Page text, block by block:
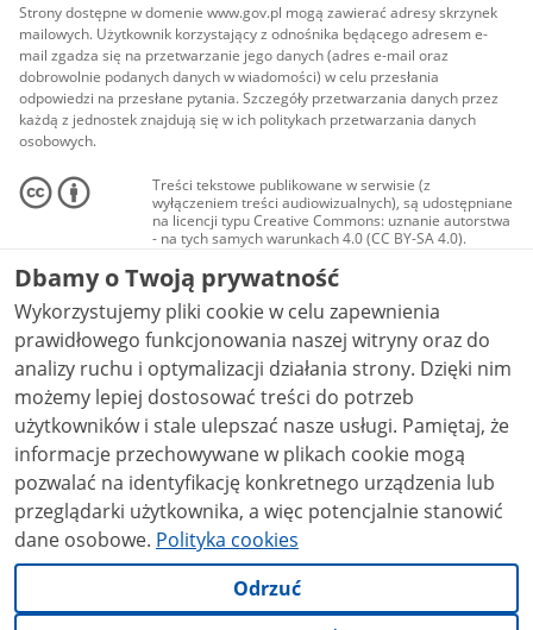
Strony dostępne w domenie www.gov.pl mogą zawierać adresy skrzynek
mailowych. Użytkownik korzystający z odnośnika będącego adresem e-
mail zgadza się na przetwarzanie jego danych (adres e-mail oraz
dobrowolnie podanych danych w wiadomości) w celu przesłania
odpowiedzi na przesłane pytania. Szczegóły przetwarzania danych przez
każdą z jednostek znajdują się w ich politykach przetwarzania danych
osobowych.
Treści tekstowe publikowane w serwisie (z
wyłączeniem treści audiowizualnych), są udostępniane
na licencji typu Creative Commons: uznanie autorstwa
- na tych samych warunkach 4.0 (CC BY-SA 4.0).
Materiały audiowizualne, w tym zdjęcia, materiały
audio i wideo, są udostępniane na licencji typu
Creative Commons: uznanie autorstwa użycie
niekomercyjne - bez utworów zależnych 4.0 (CC BY-
NC-ND 4.0), o ile nie jest to stwierdzone inaczej.
Dbamy o Twoją prywatność
Wykorzystujemy pliki cookie w celu zapewnienia
prawidłowego funkcjonowania naszej witryny oraz do
analizy ruchu i optymalizacji działania strony. Dzięki nim
możemy lepiej dostosować treści do potrzeb
użytkowników i stale ulepszać nasze usługi. Pamiętaj, że
informacje przechowywane w plikach cookie mogą
pozwalać na identyfikację konkretnego urządzenia lub
przeglądarki użytkownika, a więc potencjalnie stanowić
dane osobowe. Polityka cookies
Odrzuć